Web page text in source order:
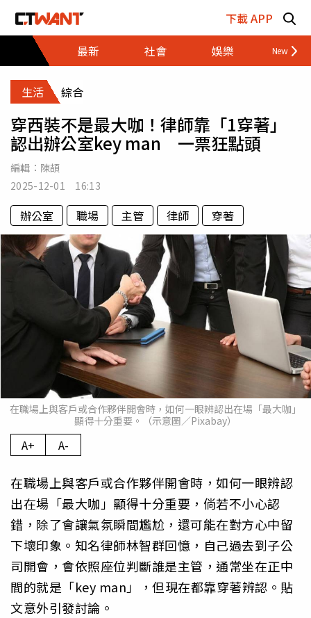
下載 APP
最新
社會 娛樂 財經
生活 綜合
穿西裝不是最大咖！律師靠「1穿著」
認出辦公室key man 一票狂點頭
編輯： 陳頡
2025-12-01 16:13
辦公室 職場 主管 律師 穿著
在職場上與客戶或合作夥伴開會時，如何一眼辨認出在場「最大咖」
顯得十分重要。（示意圖／Pixabay）
A+ A-
在職場上與客戶或合作夥伴開會時，如何一眼辨認
出在場「最大咖」顯得十分重要，倘若不小心認
錯，除了會讓氣氛瞬間尷尬，還可能在對方心中留
下壞印象。知名律師林智群回憶，自己過去到子公
司開會，會依照座位判斷誰是主管，通常坐在正中
間的就是「key man」，但現在都靠穿著辨認。貼
文意外引發討論。